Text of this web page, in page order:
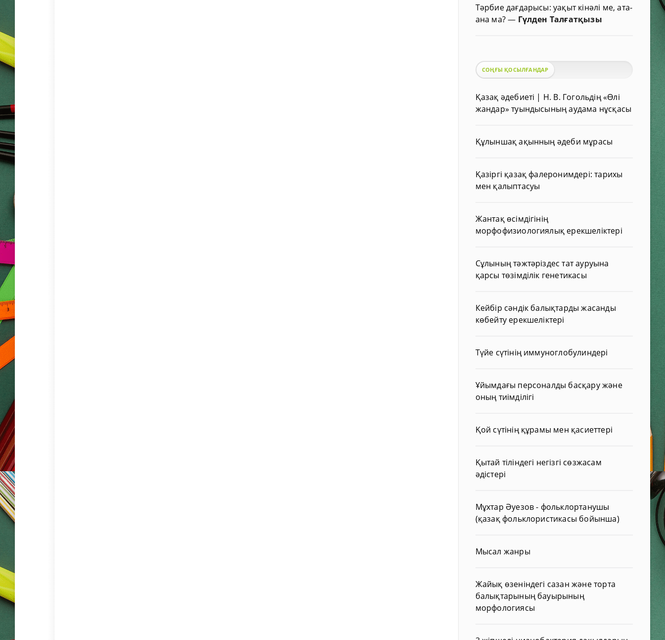
Тәрбие дағдарысы: уақыт кінәлі ме, ата-
ана ма?— Гүлден Талғатқызы
СОҢҒЫ ҚОСЫЛҒАНДАР
Қазақ әдебиеті | Н. В. Гогольдің «Өлі
жандар» туындысының аудама нұсқасы
Құлыншақ ақынның әдеби мұрасы
Қазіргі қазақ фалеронимдері: тарихы
мен қалыптасуы
Жантақ өсімдігінің
морфофизиологиялық ерекшеліктері
Сұлының тәжтәріздес тат ауруына
қарсы төзімділік генетикасы
Кейбір сәндік балықтарды жасанды
көбейту ерекшеліктері
Түйе сүтінің иммуноглобулиндері
Ұйымдағы персоналды басқару және
оның тиімділігі
Қой сүтінің құрамы мен қасиеттері
Қытай тіліндегі негізгі сөзжасам
әдістері
Мұхтар Әуезов - фольклортанушы
(қазақ фольклористикасы бойынша)
Мысал жанры
Жайық өзеніндегі сазан және торта
балықтарының бауырының
морфологиясы